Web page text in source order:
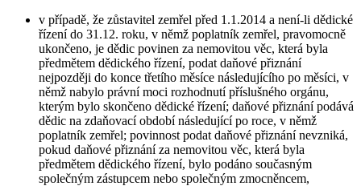
v případě, že zůstavitel zemřel před 1.1.2014 a není-li dědické
řízení do 31.12. roku, v němž poplatník zemřel, pravomocně
ukončeno, je dědic povinen za nemovitou věc, která byla
předmětem dědického řízení, podat daňové přiznání
nejpozději do konce třetího měsíce následujícího po měsíci, v
němž nabylo právní moci rozhodnutí příslušného orgánu,
kterým bylo skončeno dědické řízení; daňové přiznání podává
dědic na zdaňovací období následující po roce, v němž
poplatník zemřel; povinnost podat daňové přiznání nevzniká,
pokud daňové přiznání za nemovitou věc, která byla
předmětem dědického řízení, bylo podáno současným
společným zástupcem nebo společným zmocněncem,